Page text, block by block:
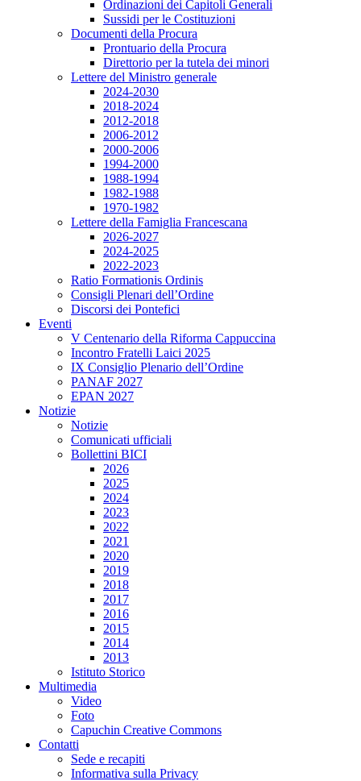
Ordinazioni dei Capitoli Generali
Sussidi per le Costituzioni
Documenti della Procura
Prontuario della Procura
Direttorio per la tutela dei minori
Lettere del Ministro generale
2024-2030
2018-2024
2012-2018
2006-2012
2000-2006
1994-2000
1988-1994
1982-1988
1970-1982
Lettere della Famiglia Francescana
2026-2027
2024-2025
2022-2023
Ratio Formationis Ordinis
Consigli Plenari dell’Ordine
Discorsi dei Pontefici
Eventi
V Centenario della Riforma Cappuccina
Incontro Fratelli Laici 2025
IX Consiglio Plenario dell’Ordine
PANAF 2027
EPAN 2027
Notizie
Notizie
Comunicati ufficiali
Bollettini BICI
2026
2025
2024
2023
2022
2021
2020
2019
2018
2017
2016
2015
2014
2013
Istituto Storico
Multimedia
Video
Foto
Capuchin Creative Commons
Contatti
Sede e recapiti
Informativa sulla Privacy